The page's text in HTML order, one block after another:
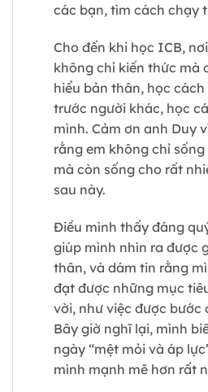
các bạn, tìm cách chạy
Cho đến khi học ICB,
không chỉ kiến thức mà
hiểu bản thân, học
trước người khác, học
mình. Cảm ơn anh Duy
rằng em không chỉ
mà còn sống cho rất
sau này.
Điều mình thấy đáng
giúp mình nhìn ra được
thân, và dám tin rằng
đạt được những mục
vời, như việc được bước
Bây giờ nghĩ lại, mình
ngày “mệt mỏi và áp
mình mạnh mẽ hơn rất